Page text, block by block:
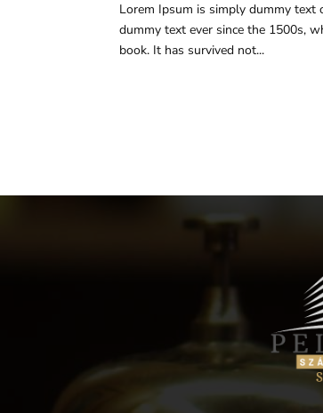
Lorem Ipsum is simply dummy text
dummy text ever since the 1500s,
book. It has survived not...